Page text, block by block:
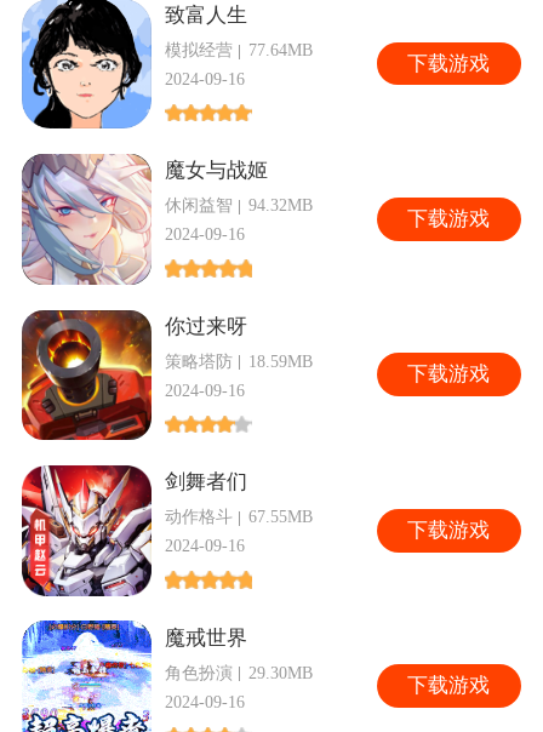
致富人生
模拟经营
77.64MB
2024-09-16
下载游戏
魔女与战姬
休闲益智
94.32MB
2024-09-16
下载游戏
你过来呀
策略塔防
18.59MB
2024-09-16
下载游戏
剑舞者们
动作格斗
67.55MB
2024-09-16
下载游戏
魔戒世界
角色扮演
29.30MB
2024-09-16
下载游戏